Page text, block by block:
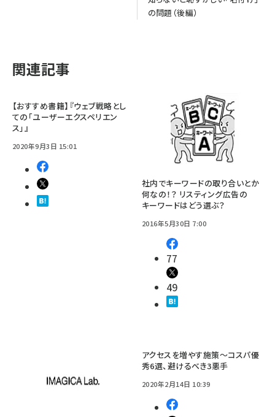
の問題（後編）
関連記事
【おすすめ書籍】『ウェブ戦略とし
ての「ユーザーエクスペリエン
ス」』
2020年9月3日 15:01
社内でキーワードの取り合いとか
何なの！？ リスティング広告の
キーワードはどう選ぶ？
2016年5月30日 7:00
77
49
アクセスを増やす施策〜コスパ優
秀6選、避けるべき3悪手
2020年2月14日 10:39